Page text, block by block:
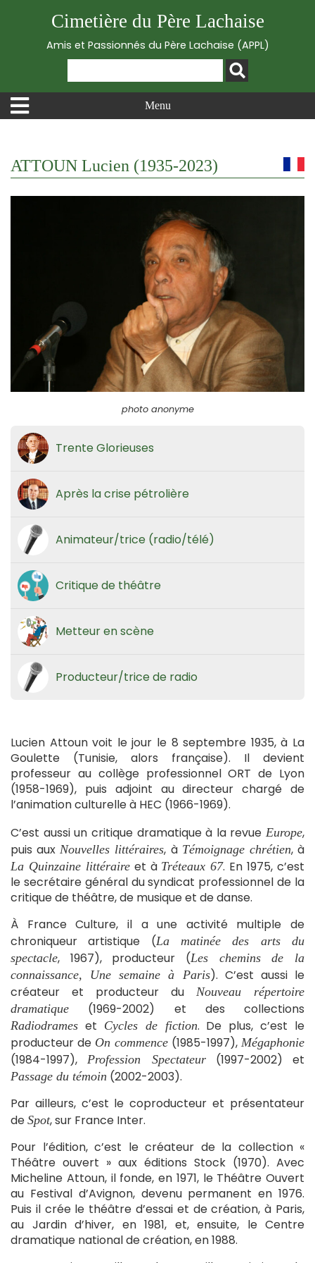
Cimetière du Père Lachaise
Amis et Passionnés du Père Lachaise (APPL)
Menu
ATTOUN Lucien (1935-2023)
photo anonyme
Trente Glorieuses
Après la crise pétrolière
Animateur/trice (radio/télé)
Critique de théâtre
Metteur en scène
Producteur/trice de radio
Lucien Attoun voit le jour le 8 septembre 1935, à La
Goulette (Tunisie, alors française). Il devient
professeur au collège professionnel ORT de Lyon
(1958-1969), puis adjoint au directeur chargé de
l’animation culturelle à HEC (1966-1969).
C’est aussi un critique dramatique à la revue Europe,
puis auxNouvelles littéraires, à Témoignage chrétien, à
La Quinzaine littéraireet à Tréteaux 67. En 1975, c’est
le secrétaire général du syndicat professionnel de la
critique de théâtre, de musique et de danse.
À France Culture, il a une activité multiple de
chroniqueur artistique (La matinée des arts du
spectacle, 1967), producteur (Les chemins de la
connaissance, Une semaine à Paris). C’est aussi le
créateur et producteur du Nouveau répertoire
dramatique (1969-2002) et des collections
Radiodrames et Cycles de fiction. De plus, c’est le
producteur de On commence (1985-1997), Mégaphonie
(1984-1997),Profession Spectateur(1997-2002) et
Passage du témoin (2002-2003).
Par ailleurs, c’est le coproducteur et présentateur
de Spot, sur France Inter.
Pour l’édition, c’est le créateur de la collection «
Théâtre ouvert » aux éditions Stock (1970). Avec
Micheline Attoun, il fonde, en 1971, le Théâtre Ouvert
au Festival d’Avignon, devenu permanent en 1976.
Puis il crée le théâtre d’essai et de création, à Paris,
au Jardin d’hiver, en 1981, et, ensuite, le Centre
dramatique national de création, en 1988.